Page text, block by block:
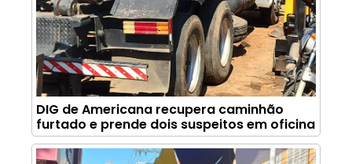
DIG de Americana recupera caminhão
furtado e prende dois suspeitos em oficina